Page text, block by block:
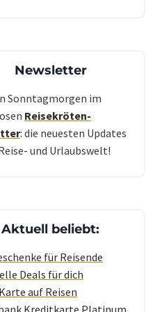
Newsletter
Sonntagmorgen im
Reisekröten-
: die neuesten Updates
und Urlaubswelt!
Aktuell beliebt:
für Reisende
Deals für dich
auf Reisen